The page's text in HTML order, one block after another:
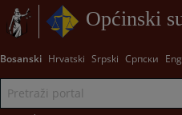
Općinski
Bosanski Hrvatski Srpski Српски